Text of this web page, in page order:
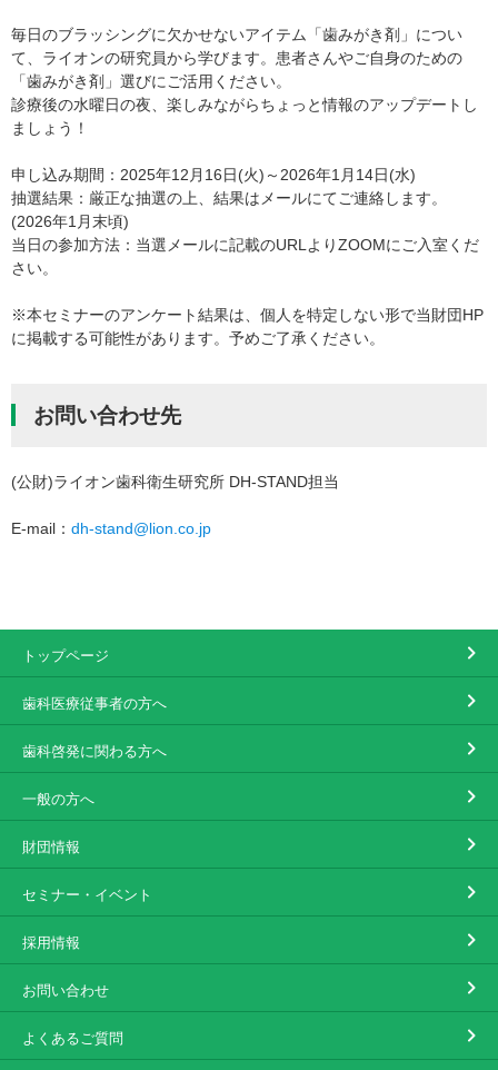
毎日のブラッシングに欠かせないアイテム「歯みがき剤」につい
て、ライオンの研究員から学びます。患者さんやご自身のための
「歯みがき剤」選びにご活用ください。
診療後の水曜日の夜、楽しみながらちょっと情報のアップデートし
ましょう！
申し込み期間：2025年12月16日(火)～2026年1月14日(水)
抽選結果：厳正な抽選の上、結果はメールにてご連絡します。
(2026年1月末頃)
当日の参加方法：当選メールに記載のURLよりZOOMにご入室くだ
さい。
※本セミナーのアンケート結果は、個人を特定しない形で当財団HP
に掲載する可能性があります。予めご了承ください。
お問い合わせ先
(公財)ライオン歯科衛生研究所 DH-STAND担当
E-mail dh-stand@lion.co.jp
トップページ
歯科医療従事者の方へ
歯科啓発に関わる方へ
一般の方へ
財団情報
セミナー・イベント
採用情報
お問い合わせ
よくあるご質問